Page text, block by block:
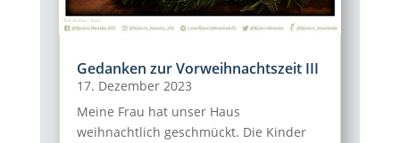
Gedanken zur Vorweihnachtszeit III
17. Dezember 2023
Meine Frau hat unser Haus
weihnachtlich geschmückt. Die Kinder